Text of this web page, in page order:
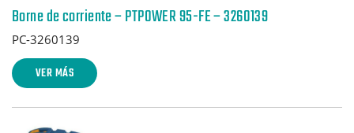
Borne de corriente – PTPOWER 95-FE – 3260139
PC-3260139
VER MÁS